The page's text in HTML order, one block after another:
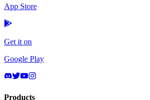
App Store
Get it on
Google Play
Products